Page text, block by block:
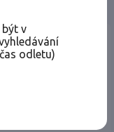
v
odletu)